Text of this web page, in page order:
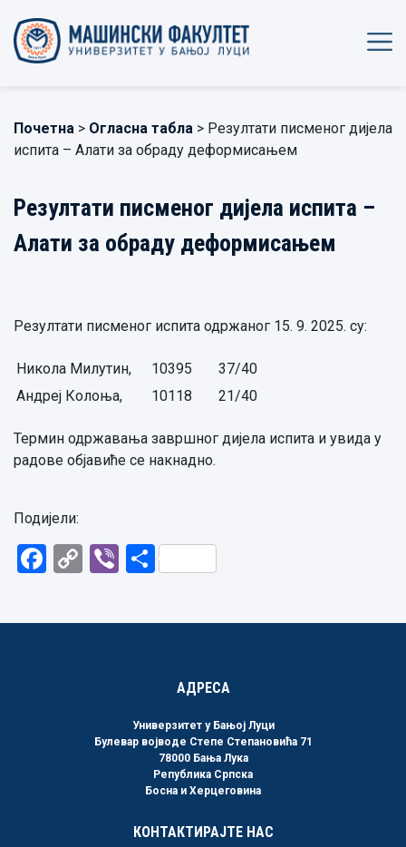
Почетна > Огласна табла > Резултати писменог дијела
испита – Алати за обраду деформисањем
Резултати писменог дијела испита –
Алати за обраду деформисањем
Резултати писменог испита одржаног 15. 9. 2025. су:
Никола Милутин, 10395
37/40
Андреј Колоња,
10118 21/40
Термин одржавања завршног дијела испита и увида у
радове објавиће се накнадно.
Подијели:
Facebook
CopyViberShare
АДРЕСА
Универзитет у Бањој Луци
Булевар војводе Степе Степановића 71
78000 Бања Лука
Република Српска
Босна и Херцеговина
КОНТАКТИРАЈТЕ НАС